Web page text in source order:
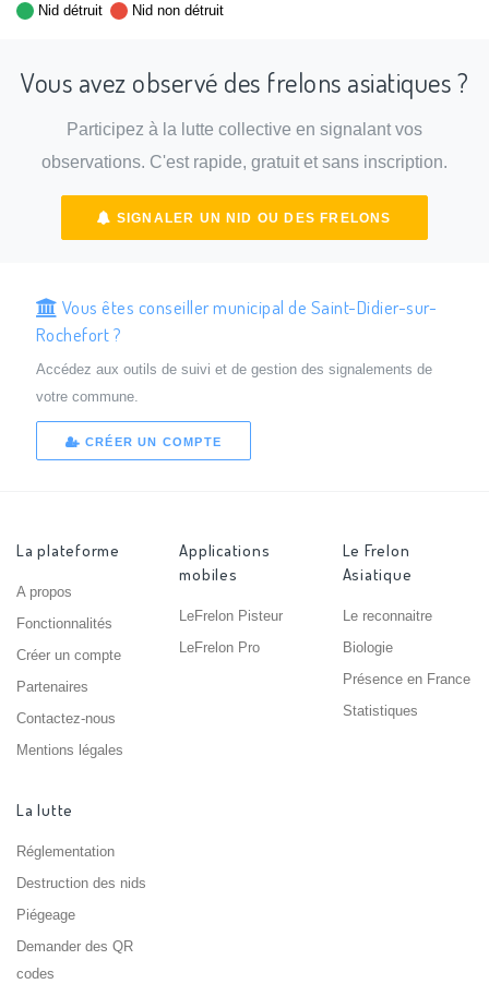
Nid détruit
Nid non détruit
Vous avez observé des frelons asiatiques ?
Participez à la lutte collective en signalant vos
observations. C'est rapide, gratuit et sans inscription.
SIGNALER UN NID OU DES FRELONS
Vous êtes conseiller municipal de Saint-Didier-sur-
Rochefort ?
Accédez aux outils de suivi et de gestion des signalements de
votre commune.
CRÉER UN COMPTE
La plateforme
A propos
Fonctionnalités
Créer un compte
Partenaires
Contactez-nous
Mentions légales
Applications
mobiles
LeFrelon Pisteur
LeFrelon Pro
Le Frelon
Asiatique
Le reconnaitre
Biologie
Présence en France
Statistiques
La lutte
Réglementation
Destruction des nids
Piégeage
Demander des QR
codes